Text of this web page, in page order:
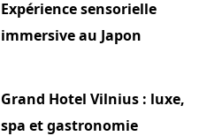
Expérience sensorielle
immersive au Japon
Grand Hotel Vilnius : luxe,
spa et gastronomie